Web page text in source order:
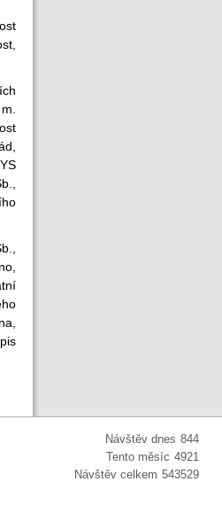
Návštěv dnes 844
Tento měsíc 4921
Návštěv celkem 543529